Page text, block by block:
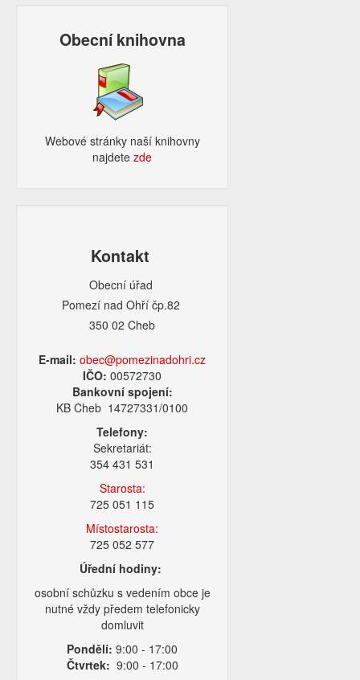
Obecní knihovna
Webové stránky naší knihovny
najdetezde​
Kontakt
Obecní úřad
Pomezí nad Ohří čp.82
350 02 Cheb
E-mail: obec@pomezinadohri.cz
IČO:00572730
Bankovní spojení:
KB Cheb 14727331/0100
Telefony:
Sekretariát:
354 431 531
Starosta:
725 051 115
Místostarosta:
725 052 577
Úřední hodiny:
osobní schůzku s vedením obce je
nutné vždy předem telefonicky
domluvit
Pondělí: 9:00 - 17:00
Čtvrtek: 9:00 - 17:00